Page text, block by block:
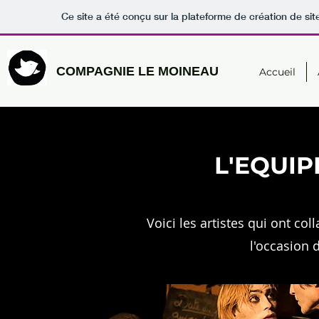
Ce site a été conçu sur la plateforme de création de
COMPAGNIE LE MOINEAU Accueil
Voici les artistes qui ont
l'occasion